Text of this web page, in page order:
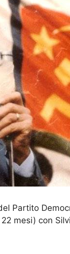
Partito
mesi) con